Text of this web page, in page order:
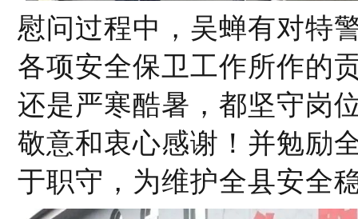
慰问过程中，吴蝉有对特
各项安全保卫工作所作的
还是严寒酷暑，都坚守岗
敬意和衷心感谢！并勉励
于职守，为维护全县安全